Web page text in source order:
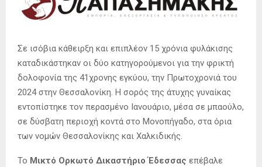
Σε ισόβια κάθειρξη και επιπλέον 15 χρόνια φυλάκισης
καταδικάστηκαν οι δύο κατηγορούμενοι για την φρικτή
δολοφονία της 41χρονης εγκύου, την Πρωτοχρονιά του
2024 στην Θεσσαλονίκη. Η σορός της άτυχης γυναίκας
εντοπίστηκε τον περασμένο Ιανουάριο, μέσα σε μπαούλο,
σε δύσβατη περιοχή κοντά στο Μονοπήγαδο, στα όρια
των νομών Θεσσαλονίκης και Χαλκιδικής.
Το Μικτό Ορκωτό Δικαστήριο Έδεσσας επέβαλε